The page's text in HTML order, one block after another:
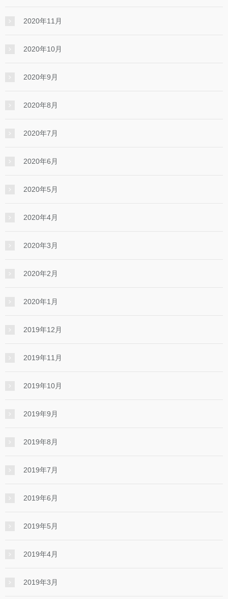
2020年11月
2020年10月
2020年9月
2020年8月
2020年7月
2020年6月
2020年5月
2020年4月
2020年3月
2020年2月
2020年1月
2019年12月
2019年11月
2019年10月
2019年9月
2019年8月
2019年7月
2019年6月
2019年5月
2019年4月
2019年3月